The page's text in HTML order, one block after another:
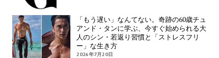
「もう遅い」なんてない。奇跡の60歳チュ
アンド・タンに学ぶ、今すぐ始められる大
人のシン・若返り習慣と「ストレスフリ
ー」な生き方
2026年7月20日